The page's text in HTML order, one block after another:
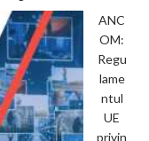
ANC
OM:
Regu
lame
ntul
UE
privin